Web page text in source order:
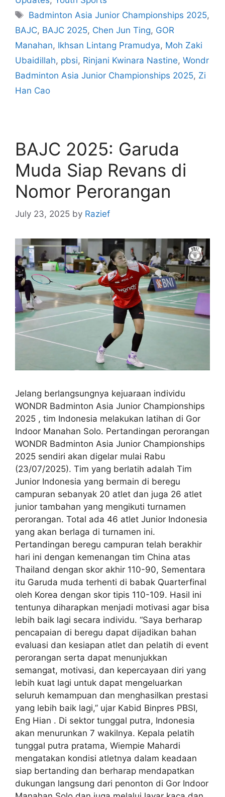
Badminton Asia Junior Championships 2025,
BAJC, BAJC 2025, Chen Jun Ting, GOR
Manahan, Ikhsan Lintang Pramudya, Moh Zaki
Ubaidillah, pbsi, Rinjani Kwinara Nastine, Wondr
Badminton Asia Junior Championships 2025, Zi
Han Cao
BAJC 2025: Garuda
Muda Siap Revans di
Nomor Perorangan
July 23, 2025 by Razief
Jelang berlangsungnya kejuaraan individu
WONDR Badminton Asia Junior Championships
2025 , tim Indonesia melakukan latihan di Gor
Indoor Manahan Solo. Pertandingan perorangan
WONDR Badminton Asia Junior Championships
2025 sendiri akan digelar mulai Rabu
(23/07/2025). Tim yang berlatih adalah Tim
Junior Indonesia yang bermain di beregu
campuran sebanyak 20 atlet dan juga 26 atlet
junior tambahan yang mengikuti turnamen
perorangan. Total ada 46 atlet Junior Indonesia
yang akan berlaga di turnamen ini.
Pertandingan beregu campuran telah berakhir
hari ini dengan kemenangan tim China atas
Thailand dengan skor akhir 110-90, Sementara
itu Garuda muda terhenti di babak Quarterfinal
oleh Korea dengan skor tipis 110-109. Hasil ini
tentunya diharapkan menjadi motivasi agar bisa
lebih baik lagi secara individu. “Saya berharap
pencapaian di beregu dapat dijadikan bahan
evaluasi dan kesiapan atlet dan pelatih di event
perorangan serta dapat menunjukkan
semangat, motivasi, dan kepercayaan diri yang
lebih kuat lagi untuk dapat mengeluarkan
seluruh kemampuan dan menghasilkan prestasi
yang lebih baik lagi,” ujar Kabid Binpres PBSI,
Eng Hian . Di sektor tunggal putra, Indonesia
akan menurunkan 7 wakilnya. Kepala pelatih
tunggal putra pratama, Wiempie Mahardi
mengatakan kondisi atletnya dalam keadaan
siap bertanding dan berharap mendapatkan
dukungan langsung dari penonton di Gor Indoor